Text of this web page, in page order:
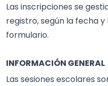
Las inscripciones se
registro, según la fecha
formulario.
INFORMACIÓN GENERAL
Las sesiones escolares